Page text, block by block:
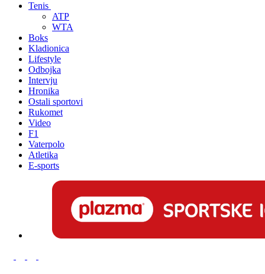
Tenis
ATP
WTA
Boks
Kladionica
Lifestyle
Odbojka
Intervju
Hronika
Ostali sportovi
Rukomet
Video
F1
Vaterpolo
Atletika
E-sports